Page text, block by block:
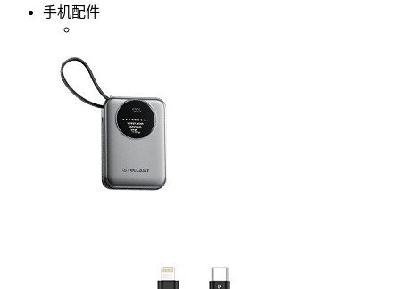
手机配件